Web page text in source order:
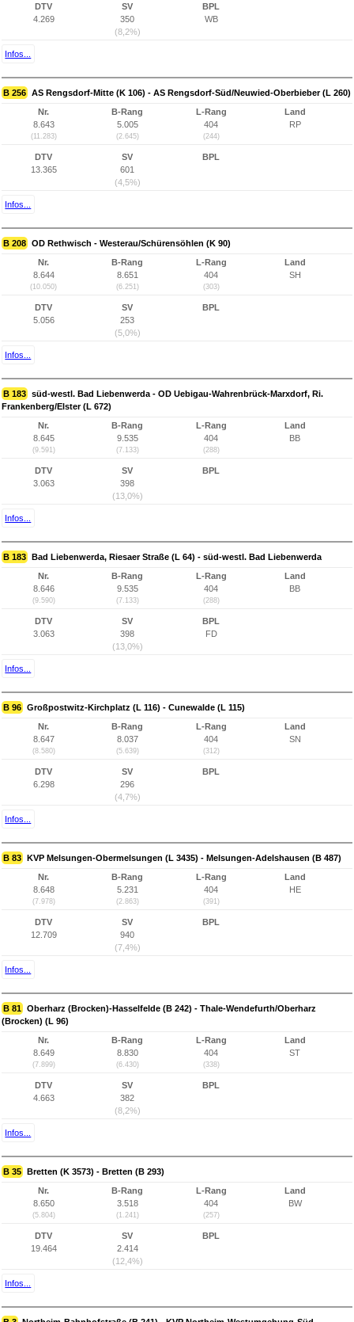
DTV
4.269
SV
350
(8,2%)
BPL
WB
Infos...
B 256 AS Rengsdorf-Mitte (K 106) - AS Rengsdorf-Süd/Neuwied-Oberbieber (L 260)
Nr.
8.643
(11.283)
B-Rang
5.005
(2.645)
L-Rang
404
(244)
Land
RP
DTV
13.365
SV
601
(4,5%)
BPL
Infos...
B 208 OD Rethwisch - Westerau/Schürensöhlen (K 90)
Nr.
8.644
(10.050)
B-Rang
8.651
(6.251)
L-Rang
404
(303)
Land
SH
DTV
5.056
SV
253
(5,0%)
BPL
Infos...
B 183 süd-westl. Bad Liebenwerda - OD Uebigau-Wahrenbrück-Marxdorf, Ri.
Frankenberg/Elster (L 672)
Nr.
8.645
(9.591)
B-Rang
9.535
(7.133)
L-Rang
404
(288)
Land
BB
DTV
3.063
SV
398
(13,0%)
BPL
Infos...
B 183 Bad Liebenwerda, Riesaer Straße (L 64) - süd-westl. Bad Liebenwerda
Nr.
8.646
(9.590)
B-Rang
9.535
(7.133)
L-Rang
404
(288)
Land
BB
DTV
3.063
SV
398
(13,0%)
BPL
FD
Infos...
B 96 Großpostwitz-Kirchplatz (L 116) - Cunewalde (L 115)
Nr.
8.647
(8.580)
B-Rang
8.037
(5.639)
L-Rang
404
(312)
Land
SN
DTV
6.298
SV
296
(4,7%)
BPL
Infos...
B 83 KVP Melsungen-Obermelsungen (L 3435) - Melsungen-Adelshausen (B 487)
Nr.
8.648
(7.978)
B-Rang
5.231
(2.863)
L-Rang
404
(391)
Land
HE
DTV
12.709
SV
940
(7,4%)
BPL
Infos...
B 81 Oberharz (Brocken)-Hasselfelde (B 242) - Thale-Wendefurth/Oberharz
(Brocken) (L 96)
Nr.
8.649
(7.899)
B-Rang
8.830
(6.430)
L-Rang
404
(338)
Land
ST
DTV
4.663
SV
382
(8,2%)
BPL
Infos...
B 35 Bretten (K 3573) - Bretten (B 293)
Nr.
8.650
(5.804)
B-Rang
3.518
(1.241)
L-Rang
404
(257)
Land
BW
DTV
19.464
SV
2.414
(12,4%)
BPL
Infos...